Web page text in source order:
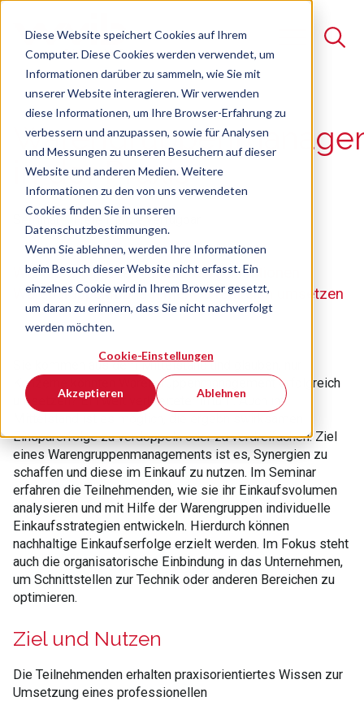
Diese Website speichert Cookies auf Ihrem
Computer. Diese Cookies werden verwendet, um
Informationen darüber zu sammeln, wie Sie mit
unserer Website interagieren. Wir verwenden
diese Informationen, um Ihre Browser-Erfahrung zu
verbessern und anzupassen, sowie für Analysen
und Messungen zu unseren Besuchern auf dieser
Website und anderen Medien. Weitere
Informationen zu den von uns verwendeten
Cookies finden Sie in unseren
Datenschutzbestimmungen.
Wenn Sie ablehnen, werden Ihre Informationen
beim Besuch dieser Website nicht erfasst. Ein
einzelnes Cookie wird in Ihrem Browser gesetzt,
um daran zu erinnern, dass Sie nicht nachverfolgt
werden möchten.
Cookie-Einstellungen
Akzeptieren Ablehnen
Suche
Es gibt keine Vorschläge, da das Suchfeld leer ist.
in der Praxis
Seminar Freie Plätze verfügbar
Wie die weltbesten Einkaufsorganisationen
Warengruppenmanagement erfolgreich umsetzen
Sie kommen aus dem Mittelstand und glauben, nur
Konzerne könnten Warengruppenmanagement erfolgreich
umsetzen? Ein weit verbreiteter Irrtum. Auch im
Einsparerfolge zu verdoppeln oder zu verdreifachen. Ziel
eines Warengruppenmanagements ist es, Synergien zu
schaffen und diese im Einkauf zu nutzen. Im Seminar
erfahren die Teilnehmenden, wie sie ihr Einkaufsvolumen
analysieren und mit Hilfe der Warengruppen individuelle
Einkaufsstrategien entwickeln. Hierdurch können
nachhaltige Einkaufserfolge erzielt werden. Im Fokus steht
auch die organisatorische Einbindung in das Unternehmen,
um Schnittstellen zur Technik oder anderen Bereichen zu
optimieren.
Ziel und Nutzen
Die Teilnehmenden erhalten praxisorientiertes Wissen zur
Umsetzung eines professionellen